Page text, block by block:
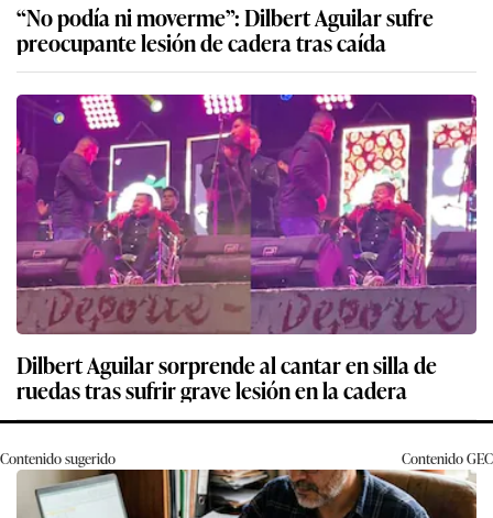
“No podía ni moverme”: Dilbert Aguilar sufre
preocupante lesión de cadera tras caída
Dilbert Aguilar sorprende al cantar en silla de
ruedas tras sufrir grave lesión en la cadera
Contenido sugerido ContenidoGEC